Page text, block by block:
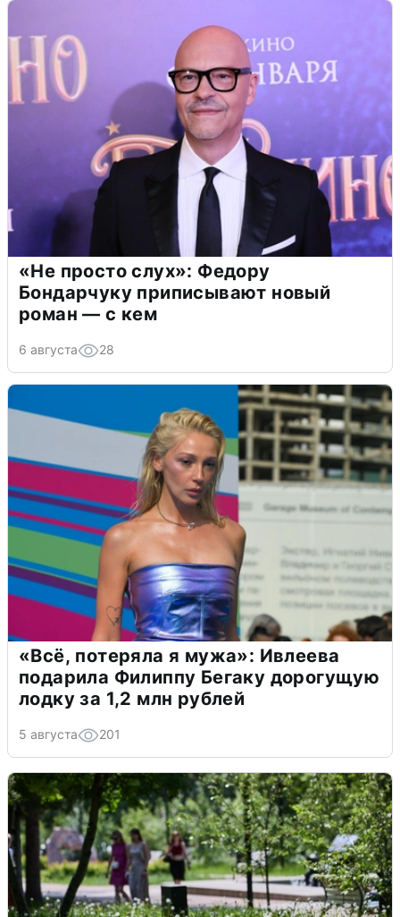
«Не просто слух»: Федору
Бондарчуку приписывают новый
роман — с кем
6 августа 28
«Всё, потеряла я мужа»: Ивлеева
подарила Филиппу Бегаку дорогущую
лодку за 1,2 млн рублей
5 августа 201